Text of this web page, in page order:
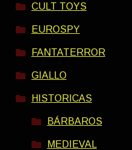
CULT TOYS
EUROSPY
FANTATERROR
GIALLO
HISTORICAS
BÁRBAROS
MEDIEVAL